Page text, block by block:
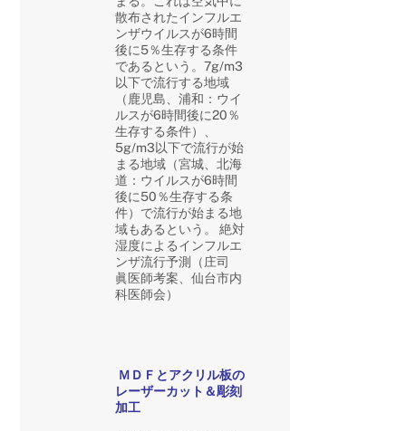
散布されたインフルエ
ンザウイルスが6時間
後に5％生存する条件
であるという。7g/m3
以下で流行する地域
（鹿児島、浦和：ウイ
ルスが6時間後に20％
生存する条件）、
5g/m3以下で流行が始
まる地域（宮城、北海
道：ウイルスが6時間
後に50％生存する条
件）で流行が始まる地
域もあるという。 絶対
湿度によるインフルエ
ンザ流行予測（庄司
眞医師考案、仙台市内
科医師会）
ＭＤＦとアクリル板の
レーザーカット＆彫刻
加工